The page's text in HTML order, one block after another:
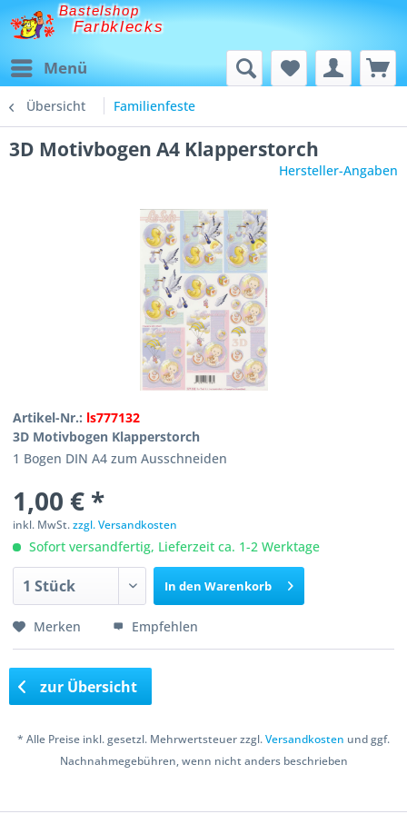
Bastelshop
Farbklecks
Menü
Übersicht Familienfeste
3D Motivbogen A4 Klapperstorch
Hersteller-Angaben
Artikel-Nr.: ls777132
3D Motivbogen Klapperstorch
1 Bogen DIN A4 zum Ausschneiden
1,00 € *
inkl. MwSt.zzgl. Versandkosten
Sofort versandfertig, Lieferzeit ca. 1-2 Werktage
In den Warenkorb
Merken Empfehlen
zur Übersicht
* Alle Preise inkl. gesetzl. Mehrwertsteuer zzgl.Versandkosten und ggf.
Nachnahmegebühren, wenn nicht anders beschrieben